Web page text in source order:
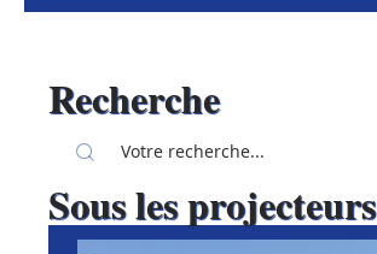
Recherche
Sous les projecteurs